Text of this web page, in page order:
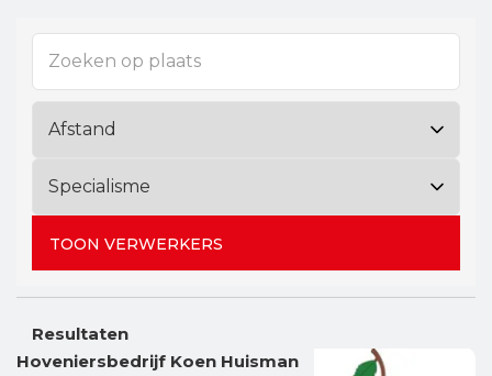
TOON VERWERKERS
Resultaten
Hoveniersbedrijf Koen Huisman